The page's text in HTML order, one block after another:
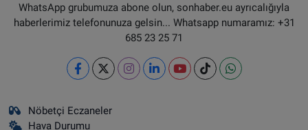
WhatsApp grubumuza abone olun, sonhaber.eu ayrıcalığıyla
haberlerimiz telefonunuza gelsin... Whatsapp numaramız: +31
685 23 25 71
Nöbetçi Eczaneler
Hava Durumu